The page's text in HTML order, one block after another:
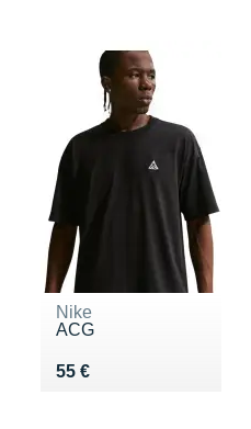
Nike
ACG
55 €
Vendu 55 €